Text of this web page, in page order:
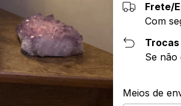
Frete/
Com
Se não
Entregas para
Meios de